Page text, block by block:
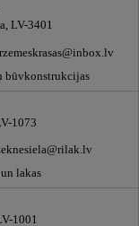
LV-3401
būvkonstrukcijas
1073
lakas
1001